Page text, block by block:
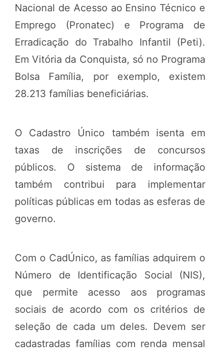
Nacional de Acesso ao Ensino Técnico e
Emprego (Pronatec) e Programa de
Erradicação do Trabalho Infantil (Peti).
Em Vitória da Conquista, só no Programa
Bolsa Família, por exemplo, existem
28.213 famílias beneficiárias.
O Cadastro Único também isenta em
taxas de inscrições de concursos
públicos. O sistema de informação
também contribui para implementar
políticas públicas em todas as esferas de
governo.
Com o CadÚnico, as famílias adquirem o
Número de Identificação Social (NIS),
que permite acesso aos programas
sociais de acordo com os critérios de
seleção de cada um deles. Devem ser
cadastradas famílias com renda mensal